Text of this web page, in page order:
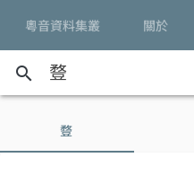
粵音資料集叢 關於
search
䜼